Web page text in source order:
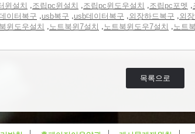
윈설치 ,조립pc윈설치 ,조립pc윈도우설치 ,조립pc포멧 ,
이터복구 ,usb복구 ,usb데이터복구 ,외장하드복구 ,외
윈도우설치 ,노트북윈7설치 ,노트북윈도우7설치 ,노트
목록으로